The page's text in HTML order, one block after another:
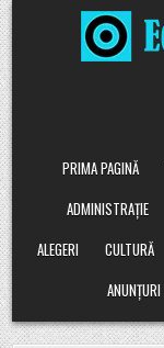
Skip
to
content
PRIMA PAGINĂ
ADMINISTRAȚIE
ALEGERI
CULTURĂ
ANUNȚURI